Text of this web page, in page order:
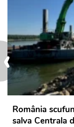
‹
România
salva Centrala